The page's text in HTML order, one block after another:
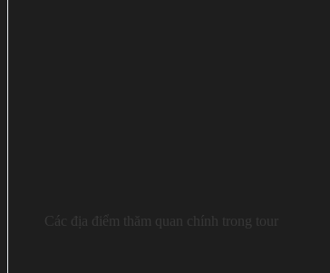
Các địa điểm thăm quan chính trong tour